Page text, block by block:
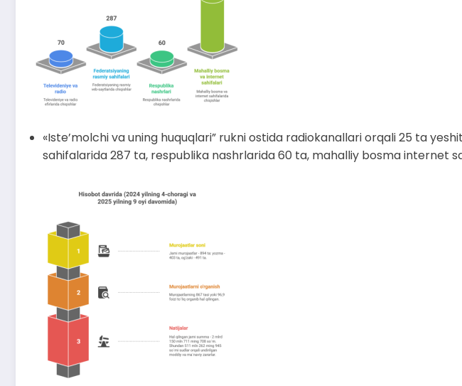
«Iste’molchi va uning huquqlari” rukni ostida radiokanallari orqali 25 ta
sahifalarida 287 ta, respublika nashrlarida 60 ta, mahalliy bosma internet